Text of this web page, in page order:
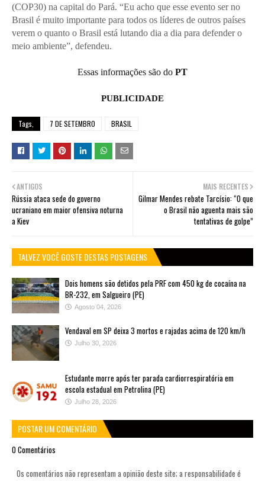
(COP30) na capital do Pará. “Eu acho que esse evento ser no
Brasil é muito importante para todos os líderes de outros países
verem o quanto o Brasil está lutando dia a dia para defender o
meio ambiente”, defendeu.
Essas informações são do PT
PUBLICIDADE
Tags, 7 DE SETEMBRO BRASIL
MAIS RECENTES
Gilmar Mendes rebate Tarcísio: “O que
o Brasil não aguenta mais são
tentativas de golpe”
ANTIGOS
Rússia ataca sede do governo
ucraniano em maior ofensiva noturna
a Kiev
TALVEZ VOCÊ GOSTE DESTAS POSTAGENS
Dois homens são detidos pela PRF com 450 kg de cocaína na
BR-232, em Salgueiro (PE)
Agosto 04, 2026
Vendaval em SP deixa 3 mortos e rajadas acima de 120 km/h
Julho 30, 2026
Estudante morre após ter parada cardiorrespiratória em
escola estadual em Petrolina (PE)
Julho 28, 2026
POSTAR UM COMENTÁRIO
0 Comentários
Os comentários não representam a opinião deste site; a responsabilidade é